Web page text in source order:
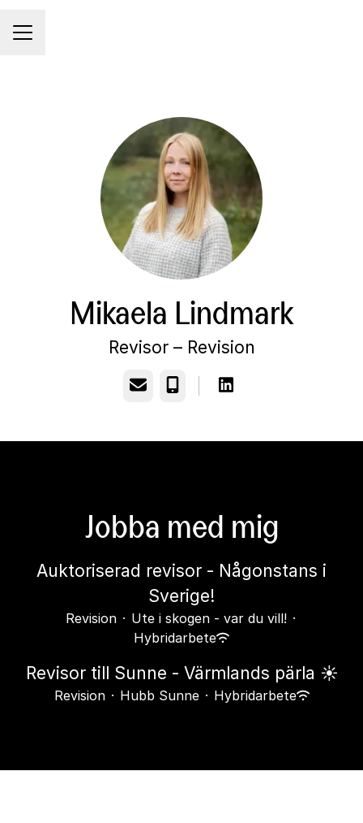
KARRIÄRMENY
Mikaela Lindmark
Revisor – Revision
E-postTelefon
Jobba med mig
Auktoriserad revisor - Någonstans i
Sverige!
Revision · Ute i skogen - var du vill! ·
Hybridarbete
Revisor till Sunne - Värmlands pärla ☀️
Revision · Hubb Sunne · Hybridarbete